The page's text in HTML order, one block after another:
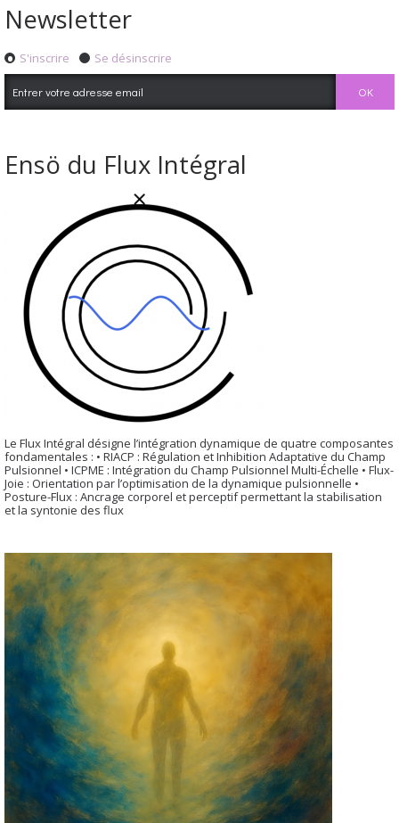
Newsletter
S'inscrire Se désinscrire
Ensö du Flux Intégral
Le Flux Intégral désigne l’intégration dynamique de quatre composantes
fondamentales : • RIACP : Régulation et Inhibition Adaptative du Champ
Pulsionnel • ICPME : Intégration du Champ Pulsionnel Multi-Échelle • Flux-
Joie : Orientation par l’optimisation de la dynamique pulsionnelle •
Posture-Flux : Ancrage corporel et perceptif permettant la stabilisation
et la syntonie des flux